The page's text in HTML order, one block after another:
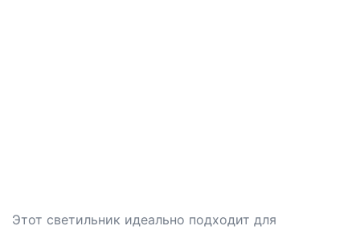
Этот светильник идеально подходит для